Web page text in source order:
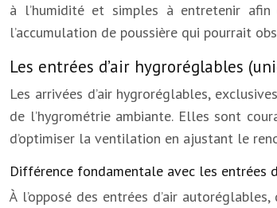
à l’humidité et simples à entretenir
l’accumulation de poussière qui pourrait
Les entrées d’air hygroréglables
Les arrivées d’air hygroréglables,
de l’hygrométrie ambiante. Elles sont
d’optimiser la ventilation en ajustant le
Différence fondamentale avec les entrées
À l’opposé des entrées d’air